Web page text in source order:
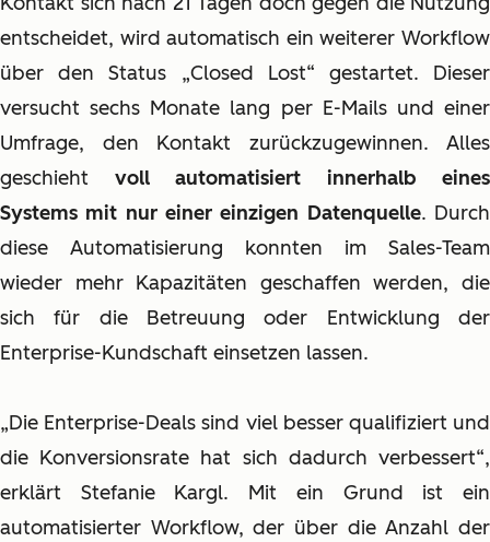
entscheidet, wird automatisch ein weiterer Workflow
über den Status „Closed Lost“ gestartet. Dieser
versucht sechs Monate lang per E-Mails und einer
Umfrage, den Kontakt zurückzugewinnen. Alles
geschieht voll automatisiert innerhalb eines
Systems mit nur einer einzigen Datenquelle. Durch
diese Automatisierung konnten im Sales-Team
wieder mehr Kapazitäten geschaffen werden, die
sich für die Betreuung oder Entwicklung der
Enterprise-Kundschaft einsetzen lassen.
„Die Enterprise-Deals sind viel besser qualifiziert und
die Konversionsrate hat sich dadurch verbessert“,
erklärt Stefanie Kargl. Mit ein Grund ist ein
automatisierter Workflow, der über die Anzahl der